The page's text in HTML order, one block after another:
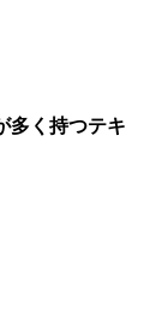
多く持つテキ